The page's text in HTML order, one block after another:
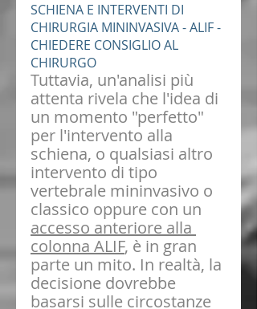
SCHIENA E INTERVENTI DI
CHIRURGIA MININVASIVA - ALIF -
CHIEDERE CONSIGLIO AL
CHIRURGO
Tuttavia, un'analisi più
attenta rivela che l'idea di
un momento "perfetto"
per l'intervento alla
schiena, o qualsiasi altro
intervento di tipo
vertebrale mininvasivo o
classico oppure con un
accesso anteriore alla
colonna ALIF, è in gran
parte un mito. In realtà, la
decisione dovrebbe
basarsi sulle circostanze